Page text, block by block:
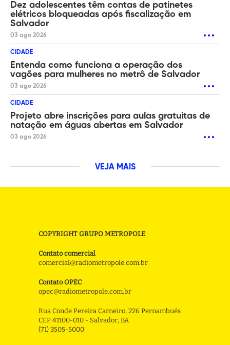
Dez adolescentes têm contas de patinetes
elétricos bloqueadas após fiscalização em
Salvador
03 ago 2026
CIDADE
Entenda como funciona a operação dos
vagões para mulheres no metrô de Salvador
03 ago 2026
CIDADE
Projeto abre inscrições para aulas gratuitas de
natação em águas abertas em Salvador
03 ago 2026
VEJA MAIS
COPYRIGHT GRUPO METROPOLE
Contato comercial
comercial@radiometropole.com.br
Contato OPEC
opec@radiometropole.com.br
Rua Conde Pereira Carneiro, 226 Pernambués
CEP 41100-010 - Salvador, BA
(71) 3505-5000